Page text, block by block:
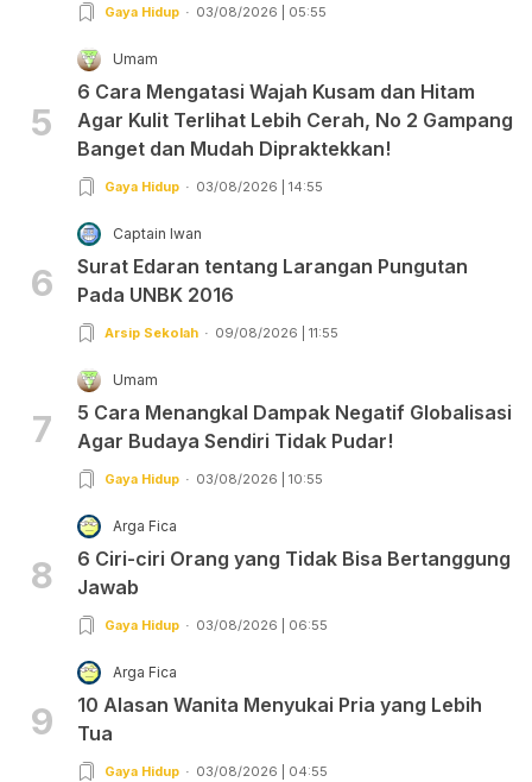
Gaya Hidup 03/08/2026 | 05:55
5
Umam
6 Cara Mengatasi Wajah Kusam dan Hitam
Agar Kulit Terlihat Lebih Cerah, No 2 Gampang
Banget dan Mudah Dipraktekkan!
Gaya Hidup 03/08/2026 | 14:55
6
Captain Iwan
Surat Edaran tentang Larangan Pungutan
Pada UNBK 2016
Arsip Sekolah 09/08/2026 | 11:55
7
Umam
5 Cara Menangkal Dampak Negatif Globalisasi
Agar Budaya Sendiri Tidak Pudar!
Gaya Hidup 03/08/2026 | 10:55
8
Arga Fica
6 Ciri-ciri Orang yang Tidak Bisa Bertanggung
Jawab
Gaya Hidup 03/08/2026 | 06:55
9
Arga Fica
10 Alasan Wanita Menyukai Pria yang Lebih
Tua
Gaya Hidup 03/08/2026 | 04:55